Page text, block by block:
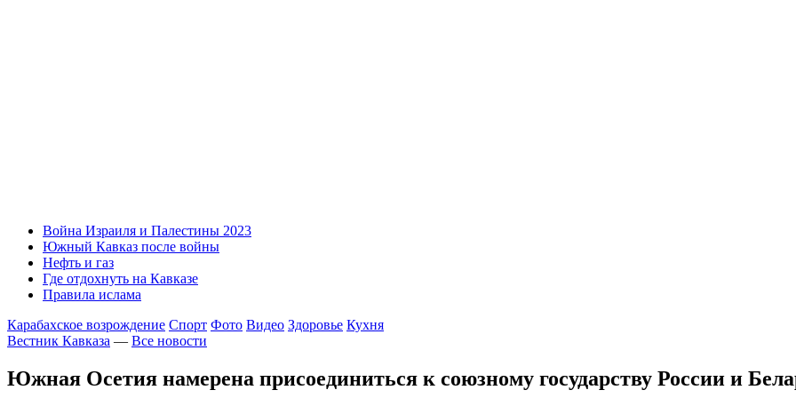
Война Израиля и Палестины 2023
Южный Кавказ после войны
Нефть и газ
Где отдохнуть на Кавказе
Правила ислама
Карабахское возрождение Спорт Фото Видео Здоровье Кухня
Вестник Кавказа — Все новости
Южная Осетия намерена присоединиться к союзному государству России и